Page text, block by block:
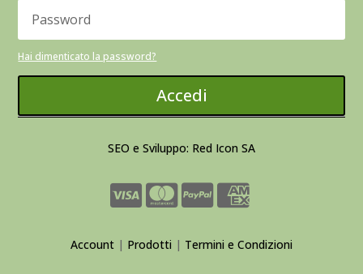
Hai dimenticato la password?
Accedi
SEO e Sviluppo: Red Icon SA
Account | Prodotti | Termini e Condizioni